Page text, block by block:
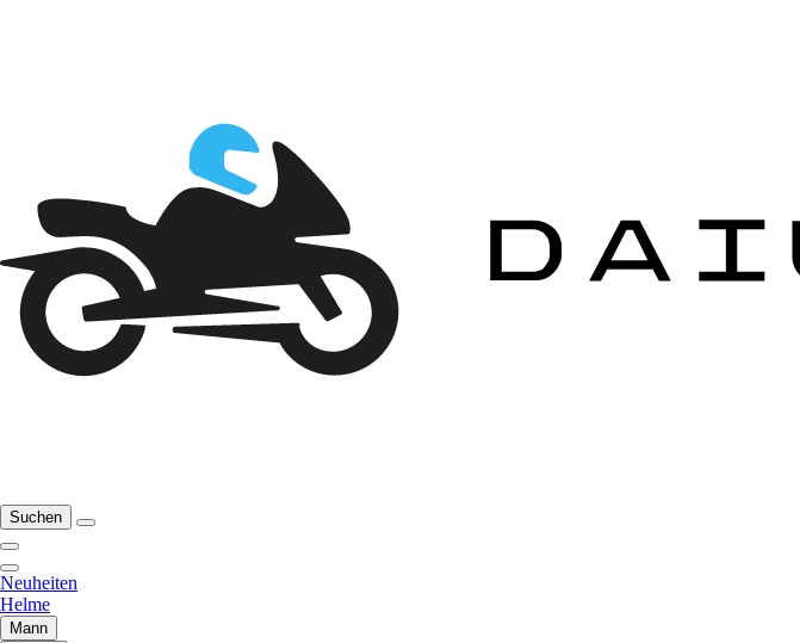
Suchen
Neuheiten
Helme
Mann